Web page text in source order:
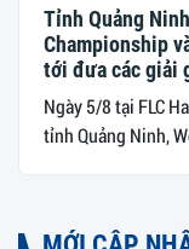
Tỉnh Quảng
Championship
tới đưa các giải
Ngày 5/8 tại FLC
tỉnh Quảng Ninh,